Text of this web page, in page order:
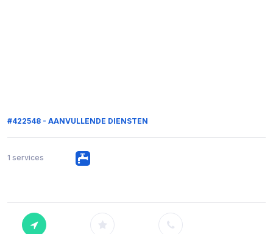
#422548 - AANVULLENDE DIENSTEN
1 services